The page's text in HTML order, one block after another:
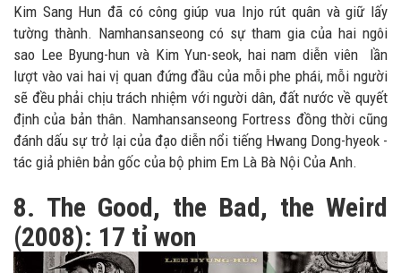
Kim Sang Hun đã có công giúp vua Injo rút quân và giữ lấy
tường thành. Namhansanseong có sự tham gia của hai ngôi
sao Lee Byung-hun và Kim Yun-seok, hai nam diễn viên lần
lượt vào vai hai vị quan đứng đầu của mỗi phe phái, mỗi người
sẽ đều phải chịu trách nhiệm với người dân, đất nước về quyết
định của bản thân. Namhansanseong Fortress đồng thời cũng
đánh dấu sự trở lại của đạo diễn nổi tiếng Hwang Dong-hyeok -
tác giả phiên bản gốc của bộ phim Em Là Bà Nội Của Anh.
8. The Good, the Bad, the Weird
(2008): 17 tỉ won